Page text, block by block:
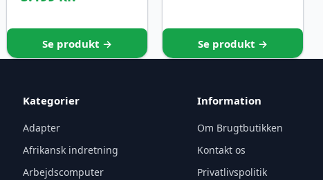
Se produkt → Se produkt →
Kategorier
Adapter
Afrikansk indretning
Arbejdscomputer
Information
Om Brugtbutikken
Kontakt os
Privatlivspolitik